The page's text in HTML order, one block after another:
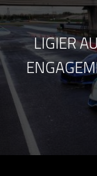
LIGIER